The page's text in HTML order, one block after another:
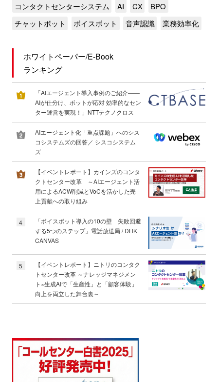
コンタクトセンターシステム
AI CX
BPO
チャットボット
ボイスボット 音声認識 業務効率化
ホワイトペーパー/E-Book
ランキング
「AIエージェント導入事例のご紹介――
AIが仕分け、ボットが応対 効率的なセン
ター運営を実現！」NTTテクノクロス
AIエージェント化「重点課題」へのシス
コシステムズの回答／ シスコシステム
ズ
【イベントレポート】カインズのコンタ
クトセンター改革 ～AIエージェント活
用によるACW削減とVoCを活かした売
上貢献への取り組み
4
「ボイスボット導入の10の壁 失敗回避
する5つのステップ」電話放送局 / DHK
CANVAS
5
【イベントレポート】ニトリのコンタク
トセンター改革 ～ナレッジマネジメン
ト×生成AIで「生産性」と「顧客体験」
向上を両立した舞台裏～